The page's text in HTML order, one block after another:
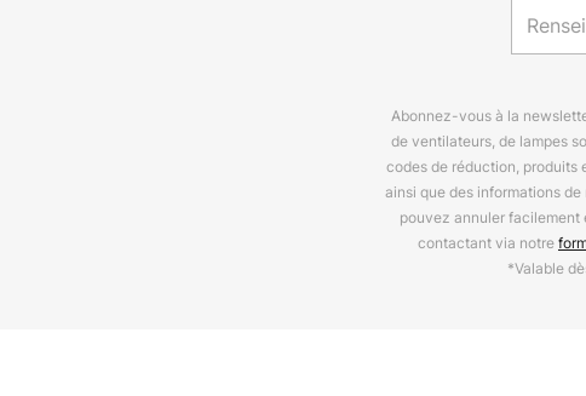
Abonnez-vous à la
de ventilateurs, de lampes
codes de réduction, produits
ainsi que des informations
pouvez annuler facilement
contactant via notre
*Valable